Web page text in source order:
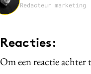
Redacteur marketing
Reacties:
Om een reactie achter